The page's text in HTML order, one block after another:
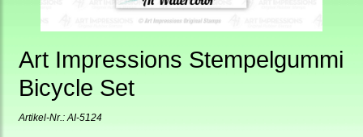
Art Impressions Stempelgummi
Bicycle Set
Artikel-Nr.: AI-5124